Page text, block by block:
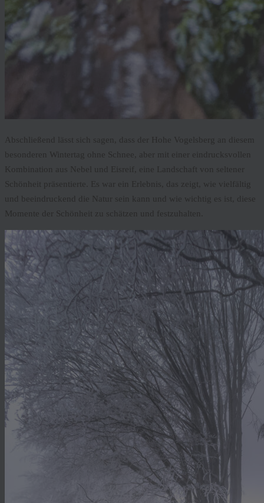
Abschließend lässt sich sagen, dass der Hohe Vogelsberg an diesem
besonderen Wintertag ohne Schnee, aber mit einer eindrucksvollen
Kombination aus Nebel und Eisreif, eine Landschaft von seltener
Schönheit präsentierte. Es war ein Erlebnis, das zeigt, wie vielfältig
und beeindruckend die Natur sein kann und wie wichtig es ist, diese
Momente der Schönheit zu schätzen und festzuhalten.